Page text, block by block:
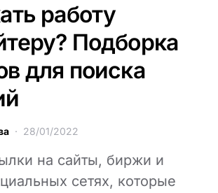
работу
Подборка
для поиска
28/01/2022
на сайты, биржи и
сетях, которые